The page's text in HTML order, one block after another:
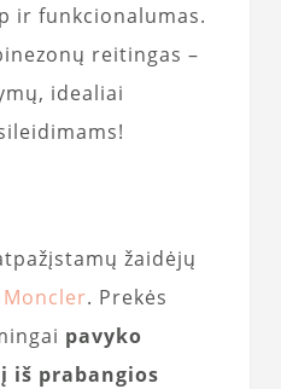
ir funkcionalumas.
reitingas –
idealiai
žaidėjų
Moncler. Prekės
pavyko
iš prabangios